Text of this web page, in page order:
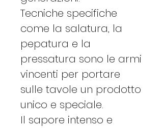
Tecniche specifiche
come la salatura, la
pepatura e la
pressatura sono le armi
vincenti per portare
sulle tavole un prodotto
unico e speciale.
Il sapore intenso e